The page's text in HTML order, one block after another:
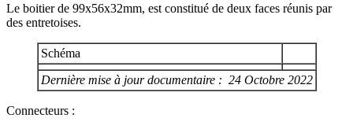
Le boitier de 99x56x32mm, est constitué de deux faces réunis par
des entretoises.
Schéma
Dernière mise à jour documentaire : 24 Octobre 2022
Connecteurs :